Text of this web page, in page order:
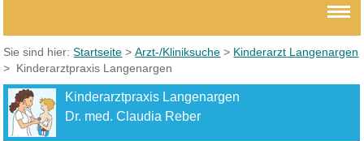
Sie sind hier:Startseite >Arzt-/Kliniksuche > Kinderarzt Langenargen
> Kinderarztpraxis Langenargen
Kinderarztpraxis Langenargen
Dr. med. Claudia Reber